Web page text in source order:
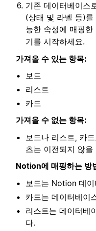
기존 데이터베이스
(상태 및 라벨 등)
능한 속성에 매핑한
기를 시작하세요.
가져올 수 있는 항목:
보드
리스트
카드
가져올 수 없는 항목:
보드나 리스트, 카
츠는 이전되지 않을
Notion에 매핑하는 방
보드는 Notion 데
카드는 데이터베이
리스트는 데이터베
다.